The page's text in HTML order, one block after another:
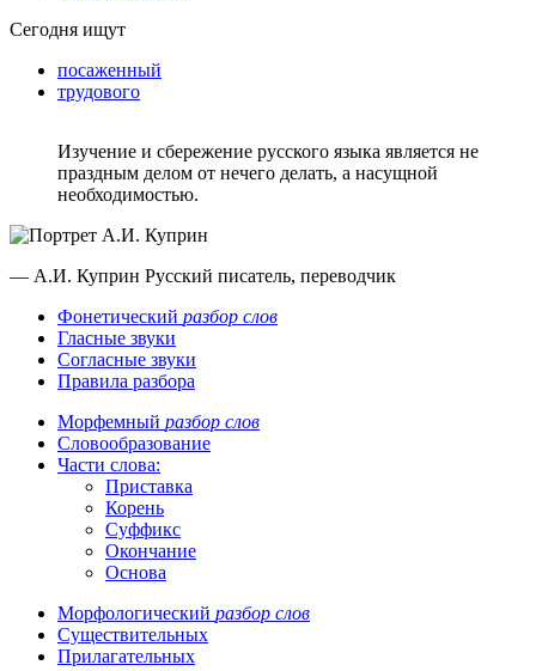
Сегодня ищут
посаженный
трудового
Изучение и сбережение русского языка является не
праздным делом от нечего делать, а насущной
необходимостью.
— А.И. Куприн Русский писатель, переводчик
Фонетический разбор слов
Гласные звуки
Согласные звуки
Правила разбора
Морфемный разбор слов
Словообразование
Части слова:
Приставка
Корень
Суффикс
Окончание
Основа
Морфологический разбор слов
Существительных
Прилагательных